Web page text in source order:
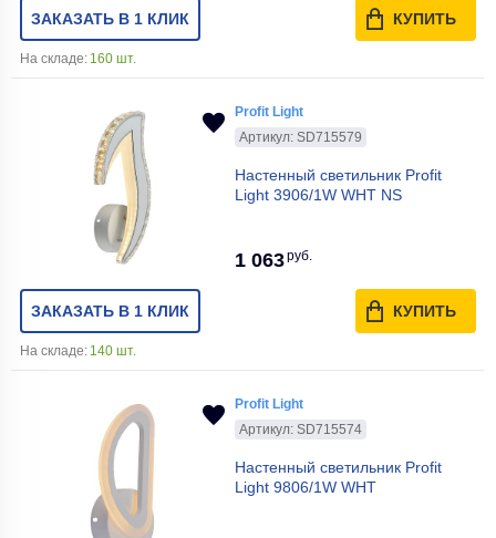
ЗАКАЗАТЬ В 1 КЛИК КУПИТЬ
На складе: 160 шт.
Profit Light
Артикул: SD715579
Настенный светильник Profit
Light 3906/1W WHT NS
1 063руб.
ЗАКАЗАТЬ В 1 КЛИК КУПИТЬ
На складе: 140 шт.
Profit Light
Артикул: SD715574
Настенный светильник Profit
Light 9806/1W WHT